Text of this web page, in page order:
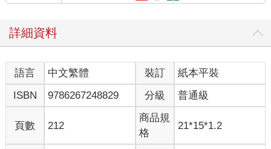
詳細資料
語言 中文繁體 裝訂
紙本平裝
ISBN
9786267248829 分級 普通級
頁數 212
商品規
格
21*15*1.2